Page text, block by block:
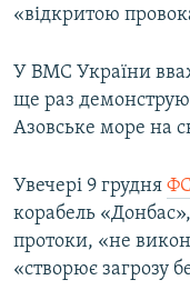
«відкритою
У ВМС України
ще раз
Азовське море на
Увечері 9 грудня
корабель
протоки, «не
«створює загрозу